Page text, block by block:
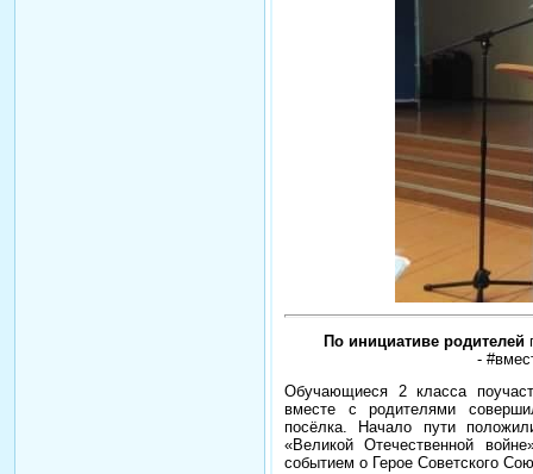
По инициативе родителей
-
Обучающиеся 2 класса
вместе с родителями
посёлка.
Начало пути
«Великой Отечественной
событием о Герое Советского